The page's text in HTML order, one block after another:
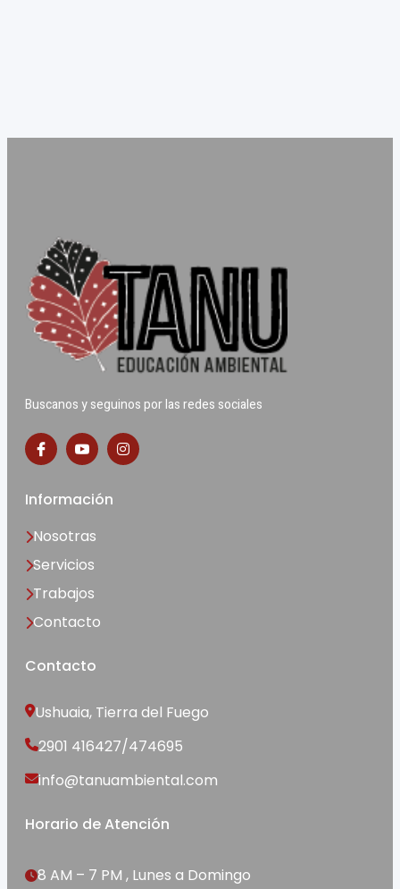
Buscanos y seguinos por las redes sociales
Información
Nosotras
Servicios
Trabajos
Contacto
Contacto
Ushuaia, Tierra del Fuego
2901 416427/474695
info@tanuambiental.com
Horario de Atención
8 AM – 7 PM , Lunes a Domingo